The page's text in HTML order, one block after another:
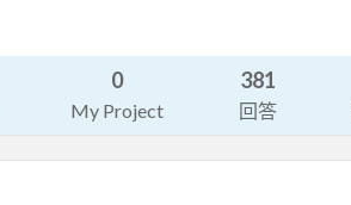
0
My Project
381
回答